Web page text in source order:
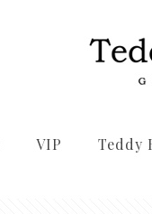
VIP Teddy